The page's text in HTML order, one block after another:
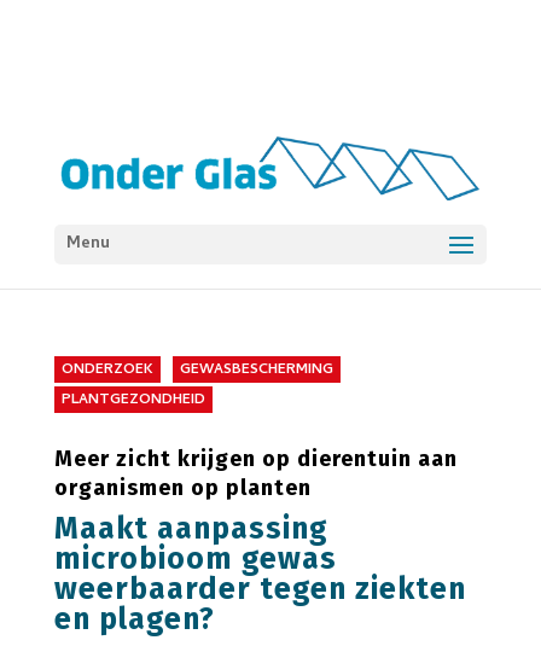
Menu
ONDERZOEK
GEWASBESCHERMING
PLANTGEZONDHEID
Meer zicht krijgen op dierentuin aan
organismen op planten
Maakt aanpassing
microbioom gewas
weerbaarder tegen ziekten
en plagen?